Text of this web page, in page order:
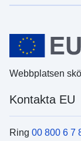
Webbplatsen
Kontakta EU
Ring 00 800 6 7